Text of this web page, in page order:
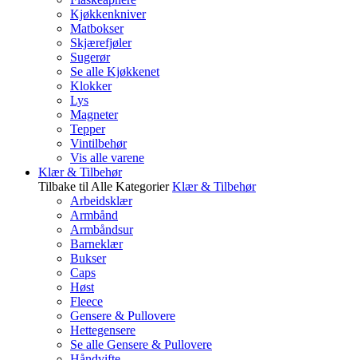
Kjøkkenkniver
Matbokser
Skjærefjøler
Sugerør
Se alle Kjøkkenet
Klokker
Lys
Magneter
Tepper
Vintilbehør
Vis alle varene
Klær & Tilbehør
Tilbake til Alle Kategorier Klær & Tilbehør
Arbeidsklær
Armbånd
Armbåndsur
Barneklær
Bukser
Caps
Høst
Fleece
Gensere & Pullovere
Hettegensere
Se alle Gensere & Pullovere